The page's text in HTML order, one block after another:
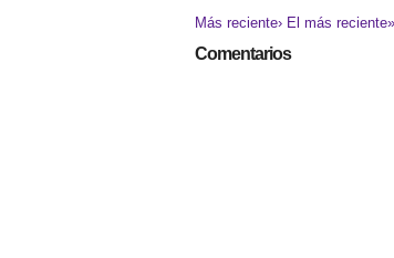
Más reciente› El más reciente»
Comentarios